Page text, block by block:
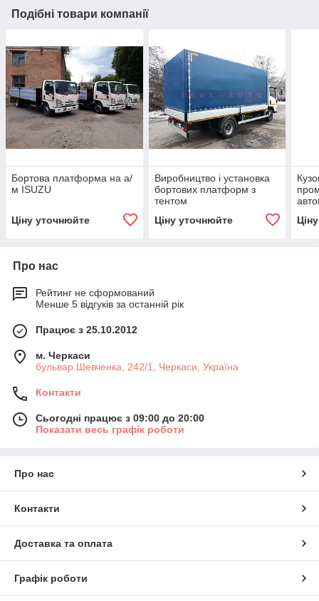
Подібні товари компанії
Бортова платформа на а/
м ISUZU
Ціну уточнюйте
Виробництво і установка
бортових платформ з
тентом
Ціну уточнюйте
Про нас
Рейтинг не сформований
Менше 5 відгуків за останній рік
Працює з 25.10.2012
м. Черкаси
бульвар Шевченка, 242/1, Черкаси, Україна
Контакти
Сьогодні працює з 09:00 до 20:00
Показати весь графік роботи
Про нас
Контакти
Доставка та оплата
Графік роботи